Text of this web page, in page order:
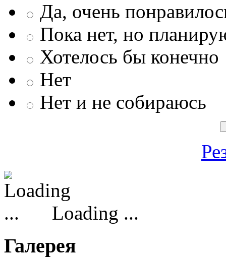
Да, очень
Пока нет, но
Хотелось бы конечно
Нет
Нет и не собираюсь
Loading ...
Галерея